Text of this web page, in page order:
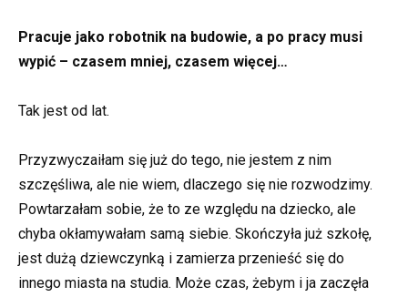
Pracuje jako robotnik na budowie, a po pracy musi
wypić – czasem mniej, czasem więcej…
Tak jest od lat.
Przyzwyczaiłam się już do tego, nie jestem z nim
szczęśliwa, ale nie wiem, dlaczego się nie rozwodzimy.
Powtarzałam sobie, że to ze względu na dziecko, ale
chyba okłamywałam samą siebie. Skończyła już szkołę,
jest dużą dziewczynką i zamierza przenieść się do
innego miasta na studia. Może czas, żebym i ja zaczęła